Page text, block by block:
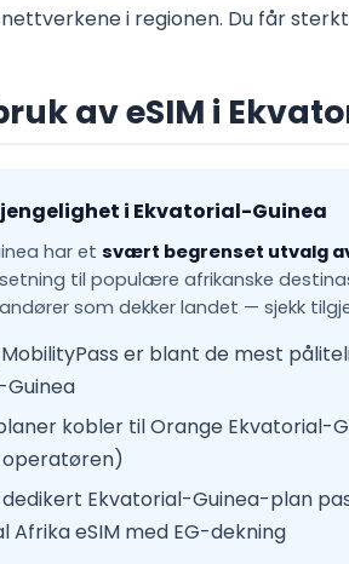
i regionen. Du får
av eSIM i
i Ekvatorial-Guinea
har et svært begrenset utvalg
til populære afrikanske
som dekker landet — sjekk
MobilityPass er blant de mest
kobler til Orange Ekvatorial-
dedikert Ekvatorial-Guinea-plan
Afrika eSIM med EG-dekning